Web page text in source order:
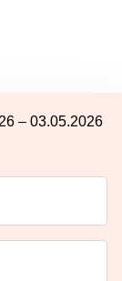
– 03.05.2026